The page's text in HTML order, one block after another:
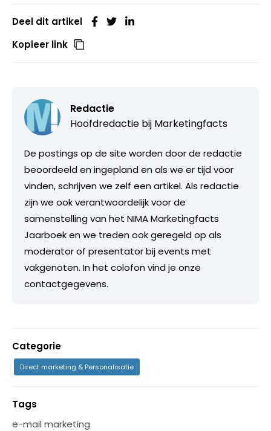
Deel dit artikel
Kopieer link
Redactie
Hoofdredactie bij Marketingfacts
De postings op de site worden door de redactie
beoordeeld en ingepland en als we er tijd voor
vinden, schrijven we zelf een artikel. Als redactie
zijn we ook verantwoordelijk voor de
samenstelling van het NIMA Marketingfacts
Jaarboek en we treden ook geregeld op als
moderator of presentator bij events met
vakgenoten. In het colofon vind je onze
contactgegevens.
Categorie
Direct marketing & Personalisatie
Tags
e-mail marketing